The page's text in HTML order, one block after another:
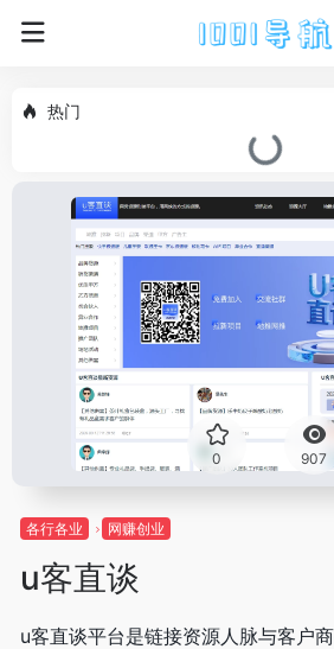
热门
0 907
各行各业 网赚创业
u客直谈
u客直谈平台是链接资源人脉与客户